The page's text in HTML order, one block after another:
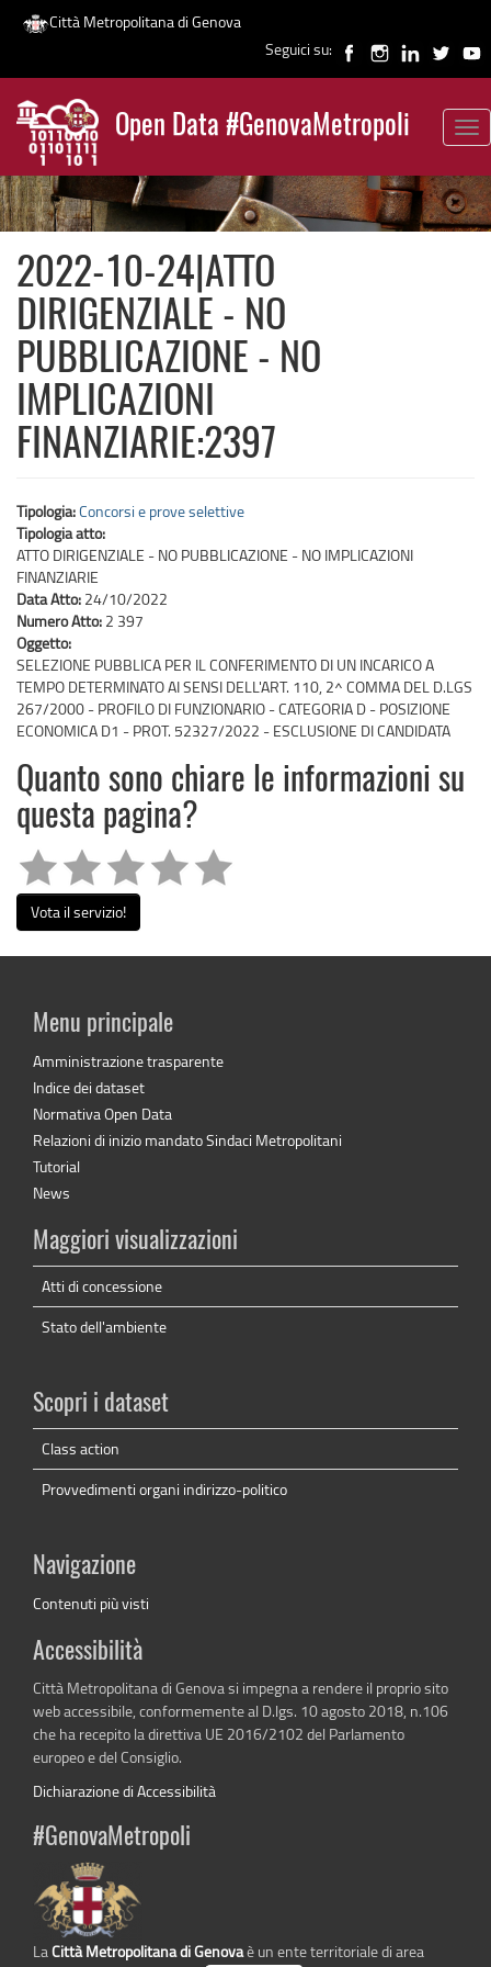
Salta
contenuto
principale
Città Metropolitana di Genova
Seguici su:
Open Data #GenovaMetropoli
News
2022-10-24|ATTO
DIRIGENZIALE - NO
PUBBLICAZIONE - NO
IMPLICAZIONI
FINANZIARIE:2397
Tipologia:Concorsi e prove selettive
Tipologia atto:
ATTO DIRIGENZIALE - NO PUBBLICAZIONE - NO IMPLICAZIONI
FINANZIARIE
Data Atto: 24/10/2022
Numero Atto: 2 397
Oggetto:
SELEZIONE PUBBLICA PER IL CONFERIMENTO DI UN INCARICO A
TEMPO DETERMINATO AI SENSI DELL'ART. 110, 2^ COMMA DEL D.LGS
267/2000 - PROFILO DI FUNZIONARIO - CATEGORIA D - POSIZIONE
ECONOMICA D1 - PROT. 52327/2022 - ESCLUSIONE DI CANDIDATA
Quanto sono chiare le informazioni su
questa pagina?
Vota il servizio!
Menu principale
Amministrazione trasparente
Indice dei dataset
Normativa Open Data
Relazioni di inizio mandato Sindaci Metropolitani
Tutorial
News
Maggiori visualizzazioni
Atti di concessione
Stato dell'ambiente
Scopri i dataset
Class action
Provvedimenti organi indirizzo-politico
Navigazione
Contenuti più visti
Accessibilità
Città Metropolitana di Genova si impegna a rendere il proprio sito
web accessibile, conformemente al D.lgs. 10 agosto 2018, n.106
che ha recepito la direttiva UE 2016/2102 del Parlamento
europeo e del Consiglio.
Dichiarazione di Accessibilità
#GenovaMetropoli
LaCittà Metropolitana di Genovaè un ente territoriale di area